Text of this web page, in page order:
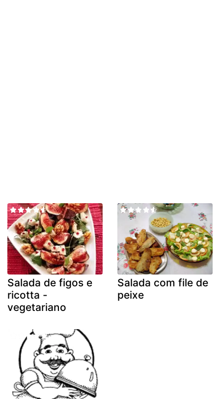
Salada de figos e
ricotta -
vegetariano
Salada com file de
peixe